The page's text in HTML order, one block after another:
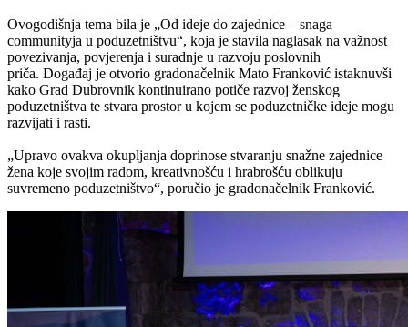
Ovogodišnja tema bila je „Od ideje do zajednice – snaga
communityja u poduzetništvu“, koja je stavila naglasak na važnost
povezivanja, povjerenja i suradnje u razvoju poslovnih
priča. Događaj je otvorio gradonačelnik Mato Franković istaknuvši
kako Grad Dubrovnik kontinuirano potiče razvoj ženskog
poduzetništva te stvara prostor u kojem se poduzetničke ideje mogu
razvijati i rasti.
„Upravo ovakva okupljanja doprinose stvaranju snažne zajednice
žena koje svojim radom, kreativnošću i hrabrošću oblikuju
suvremeno poduzetništvo“, poručio je gradonačelnik Franković.